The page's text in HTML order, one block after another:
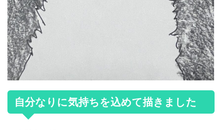
自分なりに気持ちを込めて描きました